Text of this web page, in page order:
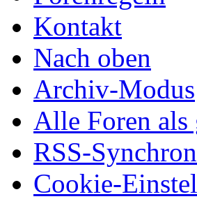
Kontakt
Nach oben
Archiv-Modus
Alle Foren als
RSS-
Cookie-